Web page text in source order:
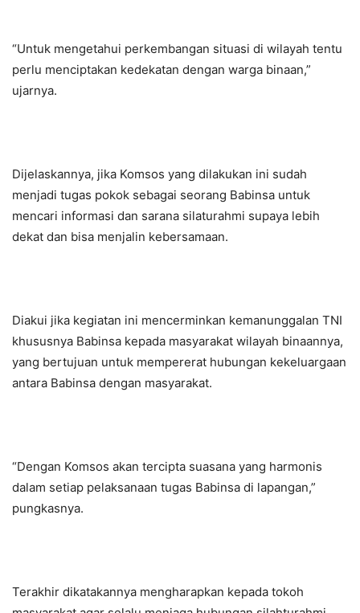
“Untuk mengetahui perkembangan situasi di wilayah tentu
perlu menciptakan kedekatan dengan warga binaan,”
ujarnya.
Dijelaskannya, jika Komsos yang dilakukan ini sudah
menjadi tugas pokok sebagai seorang Babinsa untuk
mencari informasi dan sarana silaturahmi supaya lebih
dekat dan bisa menjalin kebersamaan.
Diakui jika kegiatan ini mencerminkan kemanunggalan TNI
khususnya Babinsa kepada masyarakat wilayah binaannya,
yang bertujuan untuk mempererat hubungan kekeluargaan
antara Babinsa dengan masyarakat.
“Dengan Komsos akan tercipta suasana yang harmonis
dalam setiap pelaksanaan tugas Babinsa di lapangan,”
pungkasnya.
Terakhir dikatakannya mengharapkan kepada tokoh